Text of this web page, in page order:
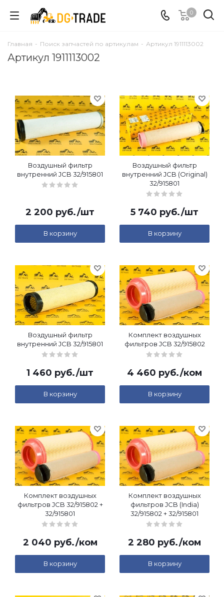
0
Главная - Поиск запчастей по артикулам - Артикул 1911113002
Артикул 1911113002
Воздушный фильтр
внутренний JCB 32/915801
2 200 руб./шт
В корзину
Воздушный фильтр
внутренний JCB (Original)
32/915801
5 740 руб./шт
В корзину
Воздушный фильтр
внутренний JCB 32/915801
1 460 руб./шт
В корзину
Комплект воздушных
фильтров JCB 32/915802
4 460 руб./ком
В корзину
Комплект воздушных
фильтров JCB 32/915802 +
32/915801
2 040 руб./ком
В корзину
Комплект воздушных
фильтров JCB (India)
32/915802 + 32/915801
2 280 руб./ком
В корзину